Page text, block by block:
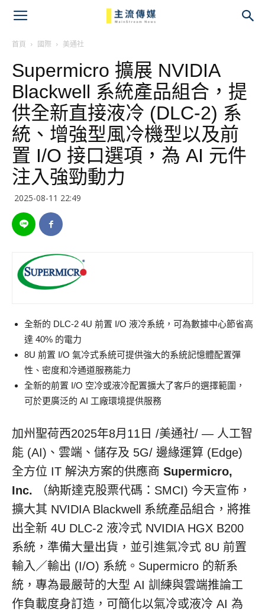
首頁 國際 美通社
Supermicro 擴展 NVIDIA
Blackwell 系統產品組合，提
供全新直接液冷 (DLC-2) 系
統、增強型風冷機型以及前
置 I/O 接口選項，為 AI 元件
注入強勁動力
2025-08-11 22:49
全新的 DLC-2 4U 前置 I/O 液冷系統，可為數據中心節省高
達 40% 的電力
8U 前置 I/O 氣冷式系統可提供強大的系統記憶體配置彈
性、密度和冷通道服務能力
全新的前置 I/O 空冷或液冷配置擴大了客戶的選擇範圍，
可於更廣泛的 AI 工廠環境提供服務
加州聖荷西2025年8月11日 /美通社/ — 人工智
能 (AI)、雲端、儲存及 5G/ 邊緣運算 (Edge)
全方位 IT 解決方案的供應商 Supermicro,
Inc. （納斯達克股票代碼：SMCI) 今天宣佈，
擴大其 NVIDIA Blackwell 系統產品組合，將推
出全新 4U DLC-2 液冷式 NVIDIA HGX B200
系統，準備大量出貨，並引進氣冷式 8U 前置
輸入／輸出 (I/O) 系統。Supermicro 的新系
統，專為最嚴苛的大型 AI 訓練與雲端推論工
作負載度身訂造，可簡化以氣冷或液冷 AI 為